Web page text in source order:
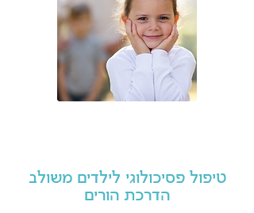
טיפול פסיכולוגי לילדים משולב
הדרכת הורים